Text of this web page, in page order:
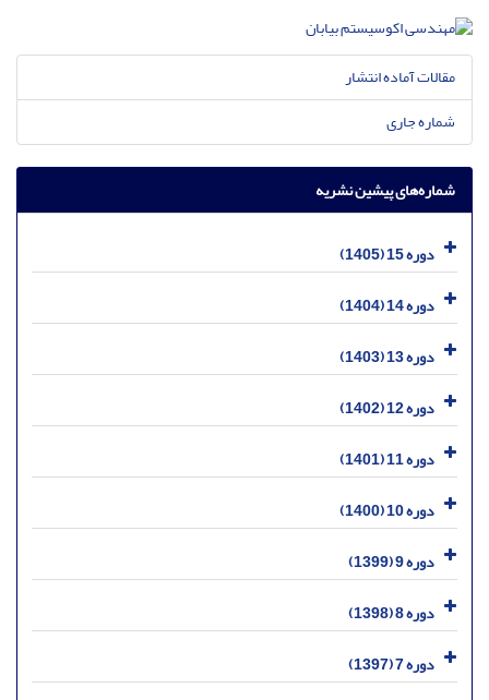
مقالات آماده انتشار
شماره جاری
شماره‌های پیشین نشریه
دوره 15 (1405)
دوره 14 (1404)
دوره 13 (1403)
دوره 12 (1402)
دوره 11 (1401)
دوره 10 (1400)
دوره 9 (1399)
دوره 8 (1398)
دوره 7 (1397)